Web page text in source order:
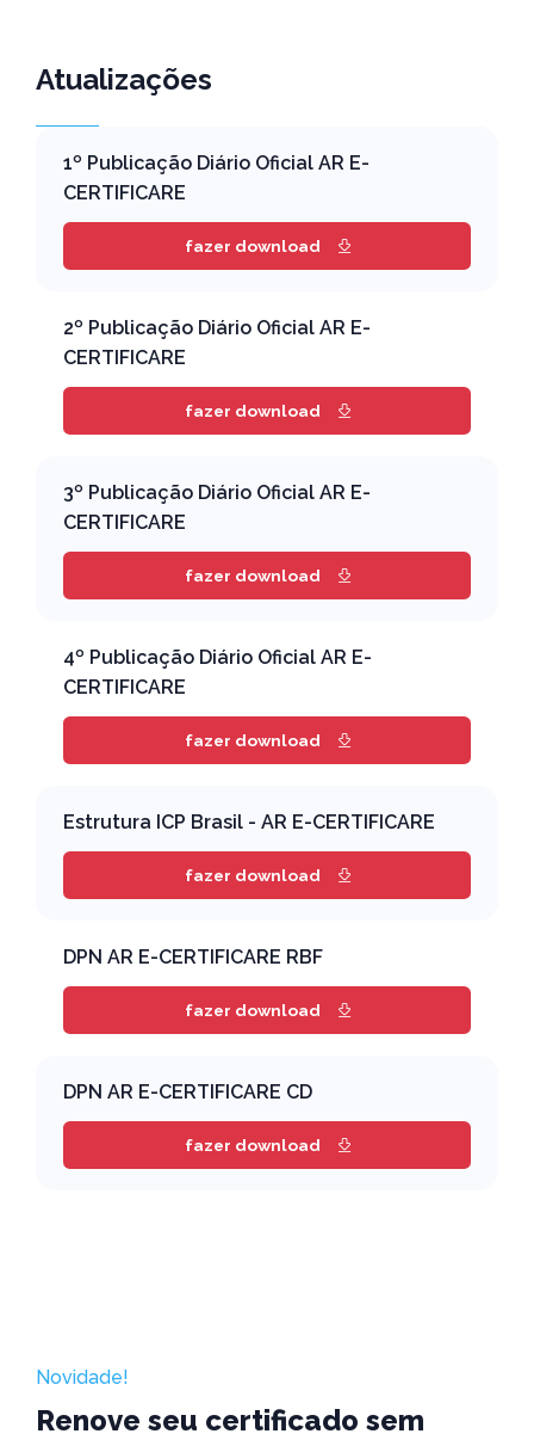
Atualizações
1º Publicação Diário Oficial AR E-
CERTIFICARE
fazer download
2º Publicação Diário Oficial AR E-
CERTIFICARE
fazer download
3º Publicação Diário Oficial AR E-
CERTIFICARE
fazer download
4º Publicação Diário Oficial AR E-
CERTIFICARE
fazer download
Estrutura ICP Brasil - AR E-CERTIFICARE
fazer download
DPN AR E-CERTIFICARE RBF
fazer download
DPN AR E-CERTIFICARE CD
fazer download
Novidade!
Renove seu certificado sem